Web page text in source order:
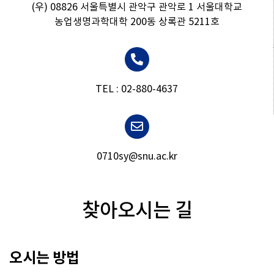
(우) 08826 서울특별시 관악구 관악로 1 서울대학교
농업생명과학대학 200동 상록관 5211호
TEL : 02-880-4637
0710sy@snu.ac.kr
찾아오시는 길
오시는 방법